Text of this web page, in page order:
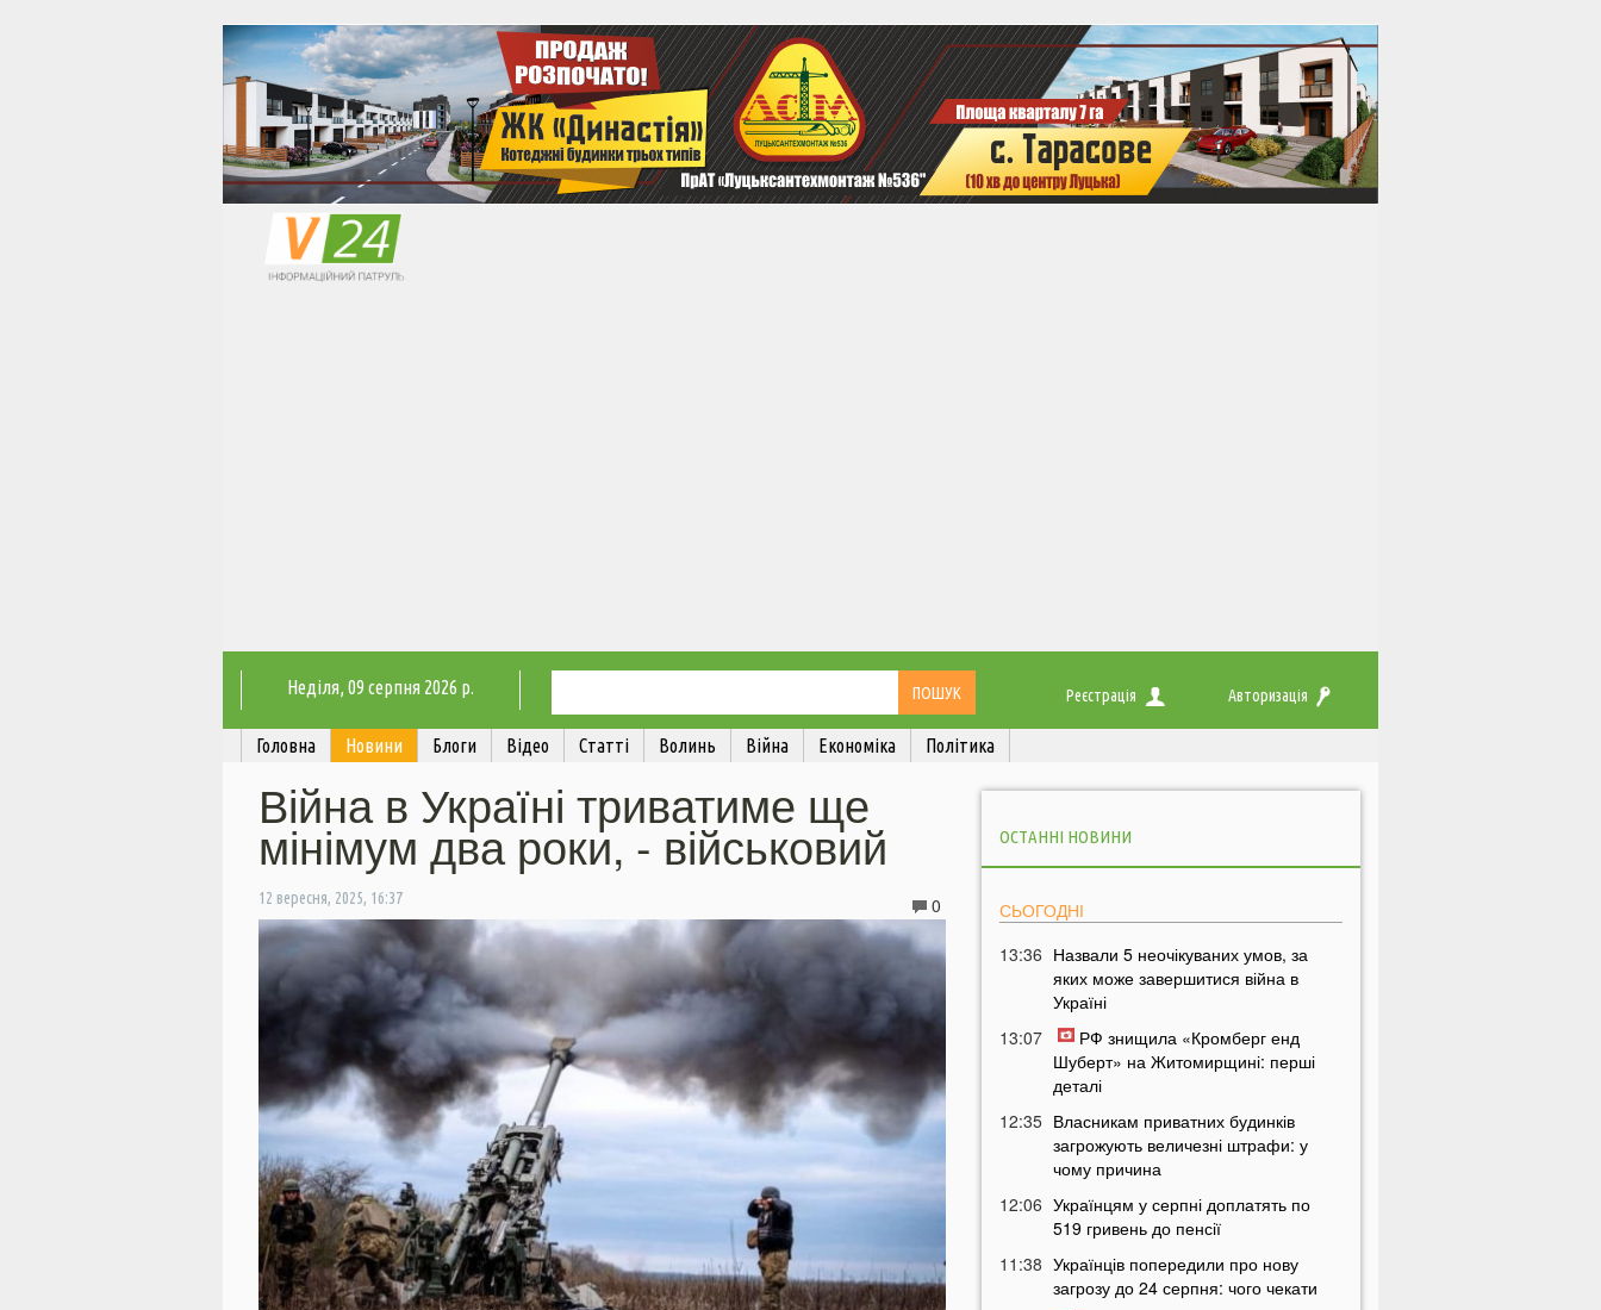
Неділя, 09 серпня 2026 р. Реєстрація Авторизація
Головна Новини Блоги Відео Статті Волинь Війна Економіка Політика
Війна в Україні триватиме ще
мінімум два роки, - військовий
12 вересня, 2025, 16:37 0
ОСТАННІ НОВИНИ
СЬОГОДНІ
13:36 Назвали 5 неочікуваних умов, за
яких може завершитися війна в
Україні
13:07
РФ знищила «Кромберг енд
Шуберт» на Житомирщині: перші
деталі
12:35 Власникам приватних будинків
загрожують величезні штрафи: у
чому причина
12:06 Українцям у серпні доплатять по
519 гривень до пенсії
11:38 Українців попередили про нову
загрозу до 24 серпня: чого чекати